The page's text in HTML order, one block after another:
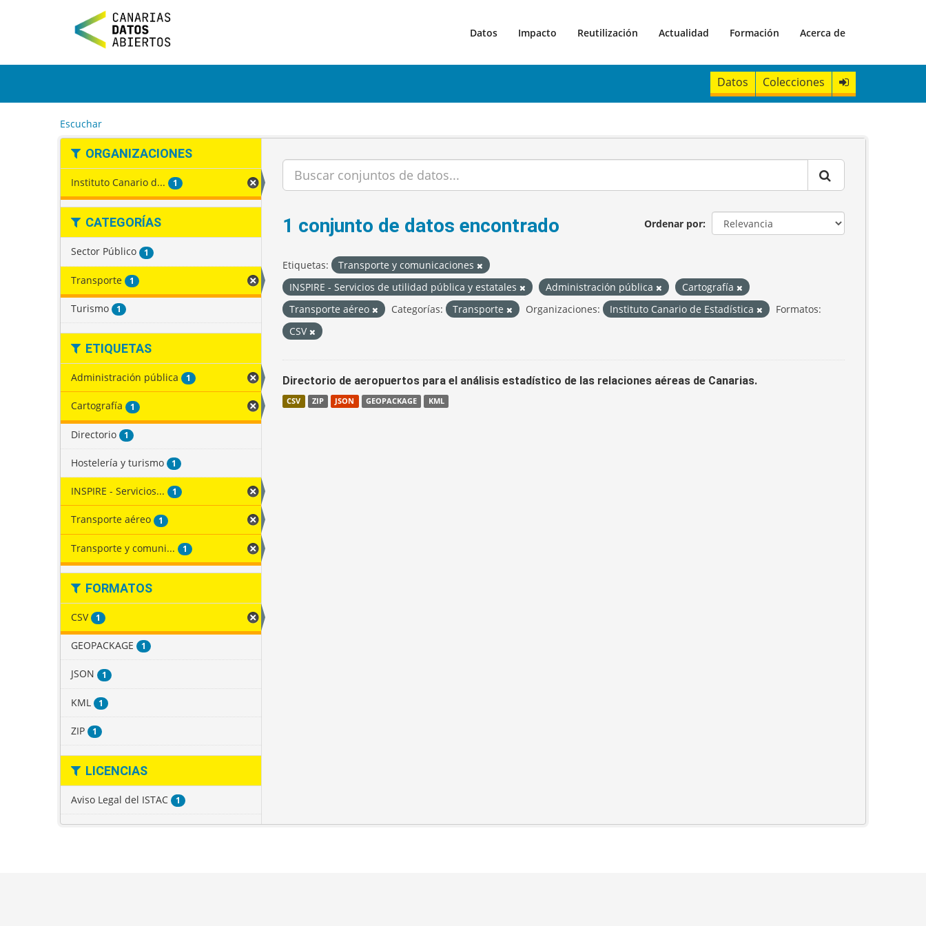
t
Datos Impacto Reutilización Actualidad Formación Acerca de
Datos Colecciones
Escuchar
ORGANIZACIONES
Instituto Canario d... 1
CATEGORÍAS
Sector Público 1
Transporte 1
Turismo 1
ETIQUETAS
Administración pública 1
Cartografía 1
Directorio 1
Hostelería y turismo 1
INSPIRE - Servicios... 1
Transporte aéreo 1
Transporte y comuni... 1
FORMATOS
CSV 1
GEOPACKAGE 1
JSON 1
KML 1
ZIP 1
LICENCIAS
Aviso Legal del ISTAC 1
Ordenar por
1 conjunto de datos encontrado
Etiquetas:
Transporte y comunicaciones
INSPIRE - Servicios de utilidad pública y estatales
Administración pública
Cartografía
Transporte aéreo
Categorías: Transporte Organizaciones: Instituto Canario de Estadística
Formatos:
CSV
Directorio de aeropuertos para el análisis estadístico de las relaciones aéreas de Canarias.
CSV ZIP JSON GEOPACKAGE KML